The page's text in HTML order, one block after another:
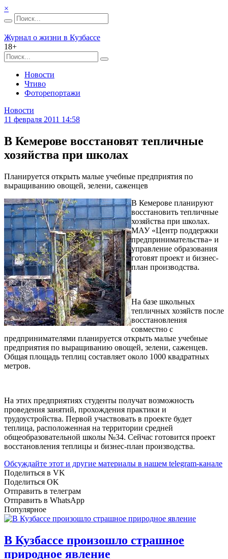
×
Журнал о жизни в Кузбассе
18+
Новости
Чтиво
Фоторепортажи
Новости
11 февраля 2011 14:58
В Кемерове восстановят тепличные
хозяйства при школах
Планируется открыть малые учебные предприятия по
выращиванию овощей, зелени, саженцев
В Кемерове планируют
восстановить тепличные
хозяйства при школах.
МАУ «Центр поддержки
предпринимательства» и
управление образования
готовят проект и бизнес-
план производства.
На базе школьных
тепличных хозяйств после
восстановления
совместно с
предпринимателями планируется открыть малые учебные
предприятия по выращиванию овощей, зелени, саженцев.
Общая площадь теплиц составляет около 1000 квадратных
метров.
На этих предприятиях студенты получат возможность
проведения занятий, прохождения практики и
трудоустройства. Первой участвовать в проекте будет
теплица, расположенная на территории средней
общеобразовательной школы №34. Сейчас готовится проект
восстановления теплицы и бизнес-план производства.
Обсуждайте этот и другие материалы в нашем telegram-канале
Поделиться в VK
Поделиться OK
Отправить в телеграм
Отправить в WhatsApp
Популярное
В Кузбассе произошло страшное
природное явление